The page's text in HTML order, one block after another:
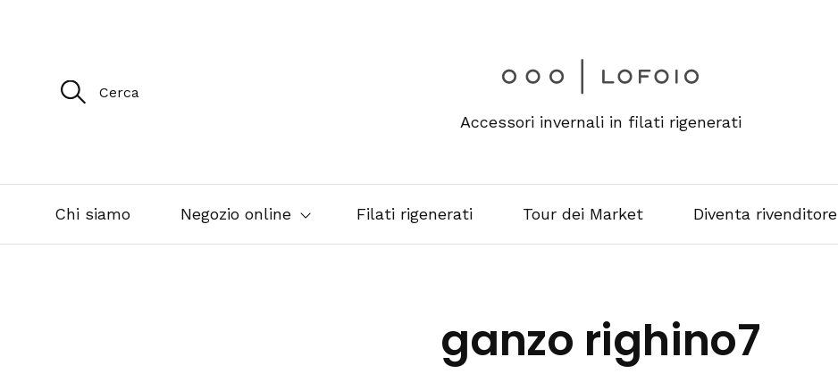
R
i
e
r
:
Accessori invernali in filati rigenerati
Chi siamo Negozio online Filati rigenerati Tour dei Market Diventa rivenditore
ganzo righino7